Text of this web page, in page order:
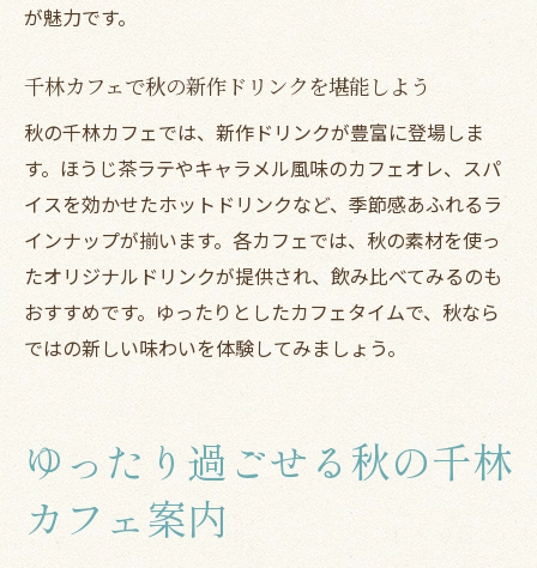
が魅力です。
千林カフェで秋の新作ドリンクを堪能しよう
秋の千林カフェでは、新作ドリンクが豊富に登場しま
す。ほうじ茶ラテやキャラメル風味のカフェオレ、スパ
イスを効かせたホットドリンクなど、季節感あふれるラ
インナップが揃います。各カフェでは、秋の素材を使っ
たオリジナルドリンクが提供され、飲み比べてみるのも
おすすめです。ゆったりとしたカフェタイムで、秋なら
ではの新しい味わいを体験してみましょう。
ゆったり過ごせる秋の千林
カフェ案内